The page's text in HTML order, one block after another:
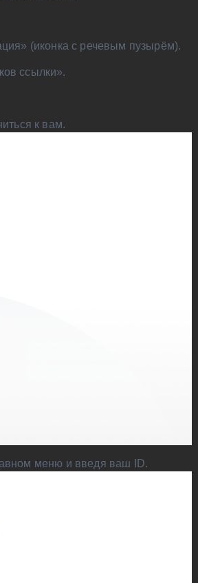
(иконка с речевым пузырём).
ссылки».
к вам.
меню и введя ваш ID.